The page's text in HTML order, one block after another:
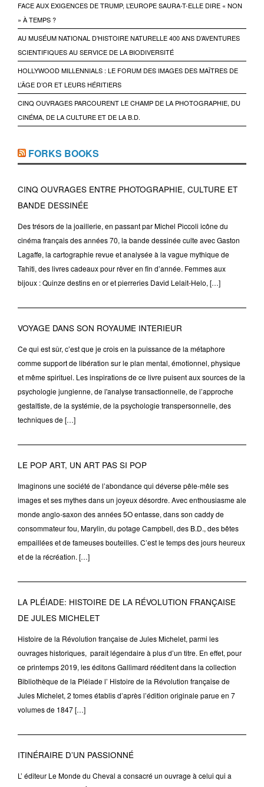
FACE AUX EXIGENCES DE TRUMP, L’EUROPE SAURA-T-ELLE DIRE « NON
» À TEMPS ?
AU MUSÉUM NATIONAL D’HISTOIRE NATURELLE 400 ANS D’AVENTURES
SCIENTIFIQUES AU SERVICE DE LA BIODIVERSITÉ
HOLLYWOOD MILLENNIALS : LE FORUM DES IMAGES DES MAÎTRES DE
L’ÂGE D’OR ET LEURS HÉRITIERS
CINQ OUVRAGES PARCOURENT LE CHAMP DE LA PHOTOGRAPHIE, DU
CINÉMA, DE LA CULTURE ET DE LA B.D.
FORKS BOOKS
CINQ OUVRAGES ENTRE PHOTOGRAPHIE, CULTURE ET
BANDE DESSINÉE
Des trésors de la joaillerie, en passant par Michel Piccoli icône du
cinéma français des années 70, la bande dessinée culte avec Gaston
Lagaffe, la cartographie revue et analysée à la vague mythique de
Tahiti, des livres cadeaux pour rêver en fin d’année. Femmes aux
bijoux : Quinze destins en or et pierreries David Lelait-Helo, […]
VOYAGE DANS SON ROYAUME INTERIEUR
Ce qui est sûr, c’est que je crois en la puissance de la métaphore
comme support de libération sur le plan mental, émotionnel, physique
et même spirituel. Les inspirations de ce livre puisent aux sources de la
psychologie jungienne, de l'analyse transactionnelle, de l’approche
gestaltiste, de la systémie, de la psychologie transpersonnelle, des
techniques de […]
LE POP ART, UN ART PAS SI POP
Imaginons une société de l’abondance qui déverse pêle-mêle ses
images et ses mythes dans un joyeux désordre. Avec enthousiasme ale
monde anglo-saxon des années 5O entasse, dans son caddy de
consommateur fou, Marylin, du potage Campbell, des B.D., des bêtes
empaillées et de fameuses bouteilles. C’est le temps des jours heureux
et de la récréation. […]
LA PLÉIADE: HISTOIRE DE LA RÉVOLUTION FRANÇAISE
DE JULES MICHELET
Histoire de la Révolution française de Jules Michelet, parmi les
ouvrages historiques, paraît légendaire à plus d’un titre. En effet, pour
ce printemps 2019, les éditons Gallimard rééditent dans la collection
Bibliothèque de la Pléiade l’ Histoire de la Révolution française de
Jules Michelet, 2 tomes établis d’après l’édition originale parue en 7
volumes de 1847 […]
ITINÉRAIRE D’UN PASSIONNÉ
L’ éditeur Le Monde du Cheval a consacré un ouvrage à celui qui a